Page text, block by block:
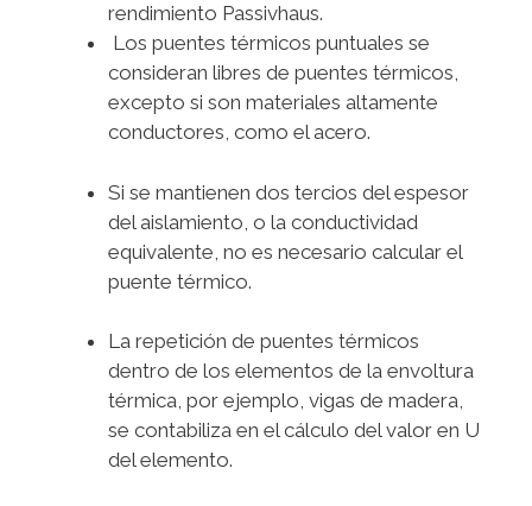
rendimiento Passivhaus.
Los puentes térmicos puntuales se
consideran libres de puentes térmicos,
excepto si son materiales altamente
conductores, como el acero.
Si se mantienen dos tercios del espesor
del aislamiento, o la conductividad
equivalente, no es necesario calcular el
puente térmico.
La repetición de puentes térmicos
dentro de los elementos de la envoltura
térmica, por ejemplo, vigas de madera,
se contabiliza en el cálculo del valor en U
del elemento.